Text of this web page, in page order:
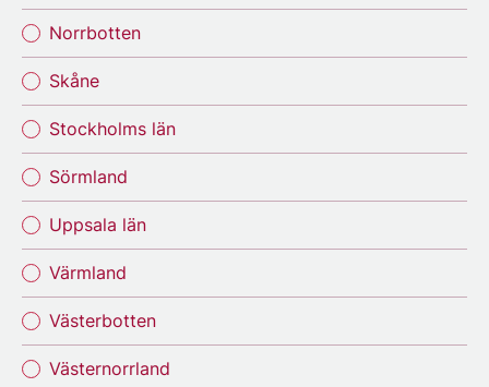
Norrbotten
Skåne
Stockholms län
Sörmland
Uppsala län
Värmland
Västerbotten
Västernorrland